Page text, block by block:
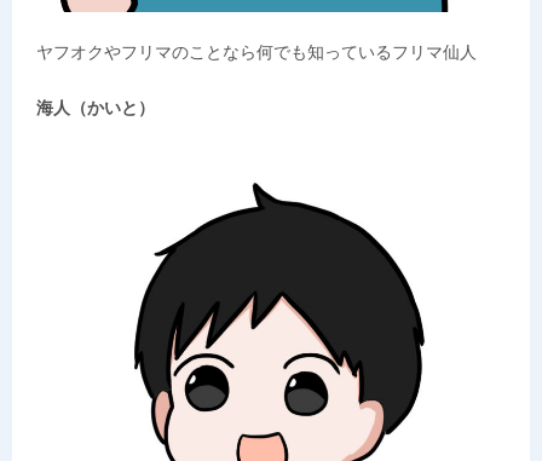
ヤフオクやフリマのことなら何でも知っているフリマ仙人
海人（かいと）